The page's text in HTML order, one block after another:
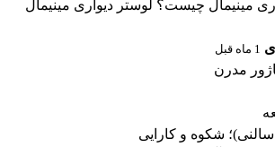
مینیمال چیست؟ لوستر دیواری مینیمال
1 ماه قبل
سالنی)؛ شکوه و کارایی